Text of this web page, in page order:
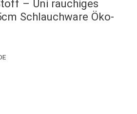
– Uni rauchiges
Schlauchware Öko-